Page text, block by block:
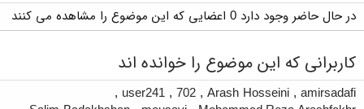
در حال حاضر وجود دارد 0 اعضایی که این موضوع را مشاهده می کنند
کاربرانی که این موضوع را خوانده اند
amirsadafi
,
Arash Hosseini
,
702
,
user241
,